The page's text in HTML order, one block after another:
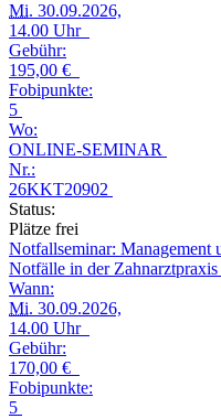
Mi. 30.09.2026,
14.00 Uhr
Gebühr:
195,00 €
Fobipunkte:
5
Wo:
ONLINE-SEMINAR
Nr.:
26KKT20902
Status:
Plätze frei
Notfallseminar: Management
Notfälle in der Zahnarztpraxis
Wann:
Mi. 30.09.2026,
14.00 Uhr
Gebühr:
170,00 €
Fobipunkte:
5